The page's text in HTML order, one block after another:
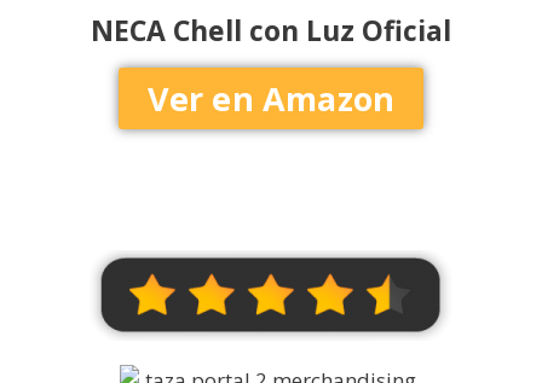
NECA Chell con Luz Oficial
Ver en Amazon